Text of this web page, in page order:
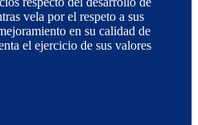
vela por el respeto a sus
en su calidad de
el ejercicio de sus valores